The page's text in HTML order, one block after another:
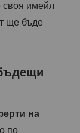
своя имейл
ще бъде
на
по